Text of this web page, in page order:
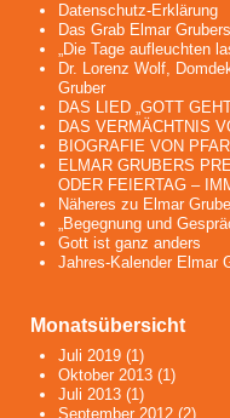
Datenschutz-Erklärung
Das Grab Elmar Grubers
„Die Tage aufleuchten
Dr. Lorenz Wolf,
Gruber
DAS LIED „GOTT
DAS VERMÄCHTNIS
BIOGRAFIE VON
ELMAR GRUBERS
ODER FEIERTAG –
Näheres zu Elmar
„Begegnung und
Gott ist ganz anders
Jahres-Kalender Elmar
Monatsübersicht
Juli 2019 (1)
Oktober 2013 (1)
Juli 2013 (1)
September 2012 (2)